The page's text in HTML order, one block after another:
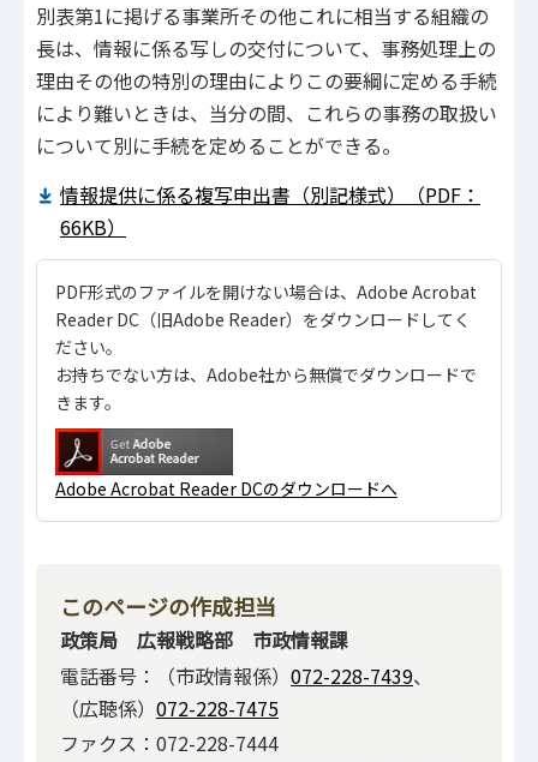
別表第1に掲げる事業所その他これに相当する組織の
長は、情報に係る写しの交付について、事務処理上の
理由その他の特別の理由によりこの要綱に定める手続
により難いときは、当分の間、これらの事務の取扱い
について別に手続を定めることができる。
情報提供に係る複写申出書（別記様式）（PDF：
66KB）
PDF形式のファイルを開けない場合は、Adobe Acrobat
Reader DC（旧Adobe Reader）をダウンロードしてく
ださい。
お持ちでない方は、Adobe社から無償でダウンロードで
きます。
Adobe Acrobat Reader DCのダウンロードへ
このページの作成担当
政策局 広報戦略部 市政情報課
電話番号：（市政情報係） 072-228-7439、
（広聴係） 072-228-7475
ファクス：072-228-7444